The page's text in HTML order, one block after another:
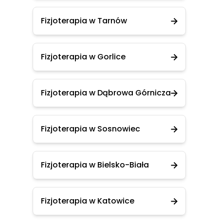
Fizjoterapia w Tarnów
Fizjoterapia w Gorlice
Fizjoterapia w Dąbrowa Górnicza
Fizjoterapia w Sosnowiec
Fizjoterapia w Bielsko-Biała
Fizjoterapia w Katowice